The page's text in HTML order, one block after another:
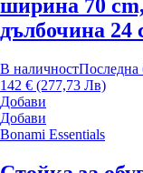
ширина 70
дълбочина 24
В наличностПоследна
142 € (277,73 Лв)
Добави
Добави
Bonami Essentials